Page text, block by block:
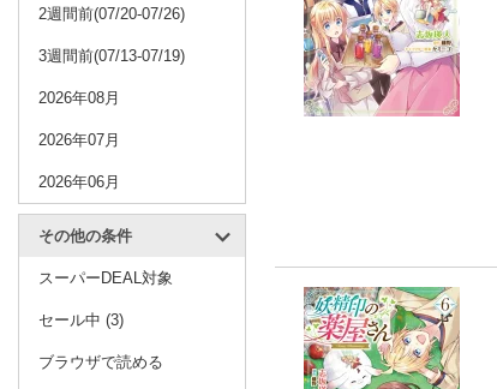
2週間前(07/20-07/26)
3週間前(07/13-07/19)
2026年08月
2026年07月
2026年06月
その他の条件
スーパーDEAL対象
セール中 (3)
ブラウザで読める